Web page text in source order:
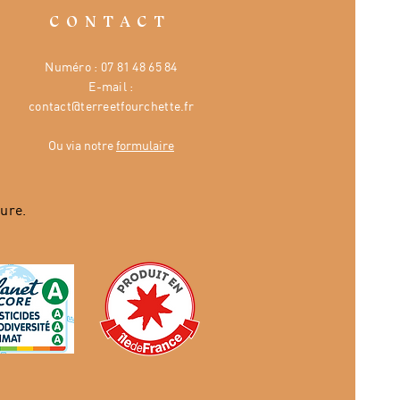
CONTACT
Numéro : 07 81 48 65 84
E-mail :
contact@terreetfourchette.fr
Ou via notreformulaire